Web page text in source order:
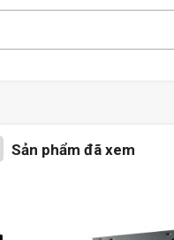
Sản phẩm đã xem